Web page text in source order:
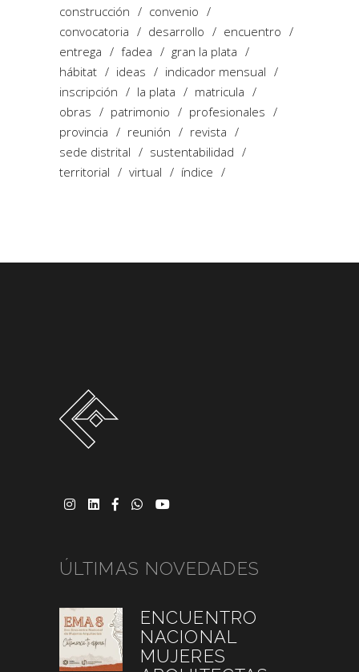
construcción
convenio
convocatoria
desarrollo
encuentro
entrega
fadea
gran la plata
hábitat
ideas
indicador mensual
inscripción
la plata
matricula
obras
patrimonio
profesionales
provincia
reunión
revista
sede distrital
sustentabilidad
territorial
virtual índice
ÚLTIMAS NOVEDADES
ENCUENTRO
NACIONAL
MUJERES